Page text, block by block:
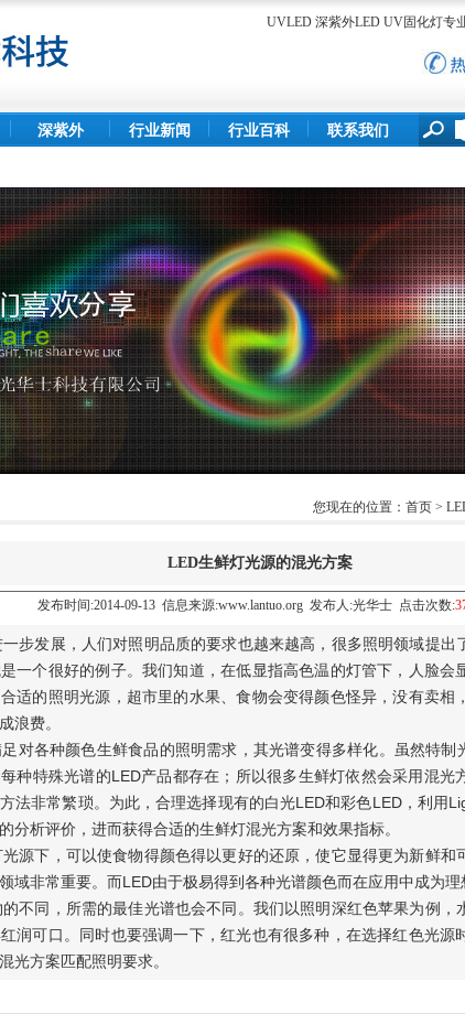
UVLED 深紫外LED UV固化灯专
深紫外 行业新闻 行业百科 联系我们
您现在的位置： 首页 >
LED生鲜灯光源的混光方案
发布时间:2014-09-13 信息来源:www.lantuo.org 发布人:光华士 点击次数:
步发展，人们对照明品质的要求也越来越高，很多照明领域提出
一个很好的例子。我们知道，在低显指高色温的灯管下，人脸会
适的照明光源，超市里的水果、食物会变得颜色怪异，没有卖相
浪费。
对各种颜色生鲜食品的照明需求，其光谱变得多样化。虽然特制
种特殊光谱的LED产品都存在；所以很多生鲜灯依然会采用混光
法非常繁琐。为此，合理选择现有的白光LED和彩色LED，利用
分析评价，进而获得合适的生鲜灯混光方案和效果指标。
源下，可以使食物得颜色得以更好的还原，使它显得更为新鲜和
域非常重要。而LED由于极易得到各种光谱颜色而在应用中成为理
不同，所需的最佳光谱也会不同。我们以照明深红色苹果为例，
润可口。同时也要强调一下，红光也有很多种，在选择红色光源
光方案匹配照明要求。